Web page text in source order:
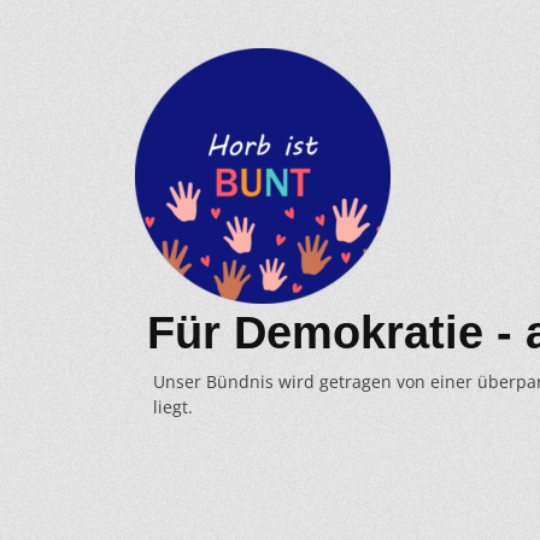
Für Demokratie -
Unser Bündnis wird getragen von einer
liegt.